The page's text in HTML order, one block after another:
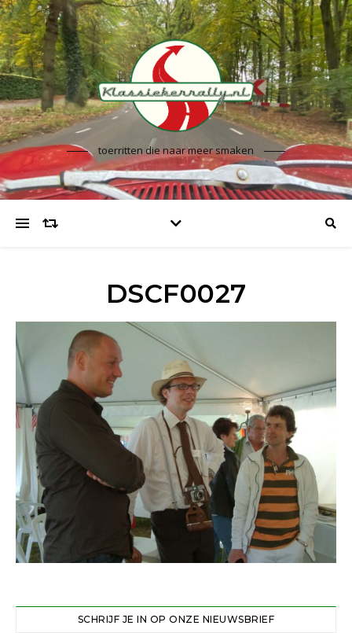
toerritten die naar meer smaken
DSCF0027
SCHRIJF JE IN OP ONZE NIEUWSBRIEF